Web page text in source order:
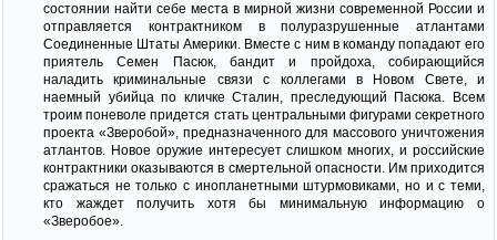
состоянии найти себе места в мирной жизни современной России и
отправляется контрактником в полуразрушенные атлантами
Соединенные Штаты Америки. Вместе с ним в команду попадают его
приятель Семен Пасюк, бандит и пройдоха, собирающийся
наладить криминальные связи с коллегами в Новом Свете, и
наемный убийца по кличке Сталин, преследующий Пасюка. Всем
троим поневоле придется стать центральными фигурами секретного
проекта «Зверобой», предназначенного для массового уничтожения
атлантов. Новое оружие интересует слишком многих, и российские
контрактники оказываются в смертельной опасности. Им приходится
сражаться не только с инопланетными штурмовиками, но и с теми,
кто жаждет получить хотя бы минимальную информацию о
«Зверобое».